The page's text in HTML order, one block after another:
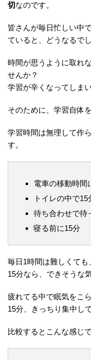
切なのです。
皆さんが毎日忙しい中
ていると、どうなるで
時間が思うように取れ
せんか？
学習が辛くなってしま
そのために、学習自体
学習時間は無理して作ら
す。
電車の移動時間
トイレの中で15
待ち合わせで待
寝る前に15分
毎日1時間は難しくても
15分なら、できそうな
疲れてる中で眠気をこ
15分、きっちり集中し
比較するとこんな感じで